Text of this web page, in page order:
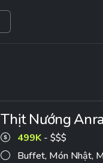
Thịt Nướng
499K - $$$
Buffet, Món Nhật,